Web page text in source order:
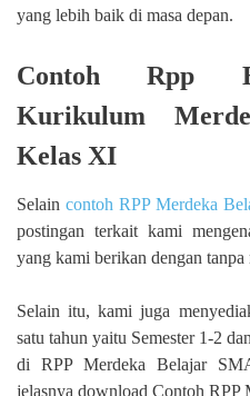
yang lebih baik di masa depan.
Contoh Rpp
Kurikulum
Kelas XI
Selain contoh RPP Merdeka
postingan terkait kami
yang kami berikan dengan tanpa
Selain itu, kami juga
satu tahun yaitu Semester 1-2
di RPP Merdeka Belajar
jelasnya download Contoh RPP